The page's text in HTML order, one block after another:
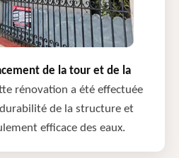
de la tour et de la
rénovation a été effectuée
de la structure et
efficace des eaux.